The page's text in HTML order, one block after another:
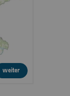
weiter